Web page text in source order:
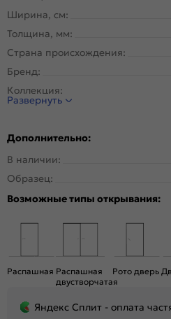
Ширина, см:
Толщина, мм:
Страна происхождения:
Бренд:
Коллекция:
Стиль:
Система открывания:
Конструкция двери:
Цвет:
Общий цвет:
Стекло:
Поверхность:
Структурный
Уровень шумоизоляции:
Развернуть
Дополнительно:
В наличии:
Образец:
Возможные типы открывания:
Распашная Распашная
двустворчатая
Рото дверь
Яндекс Сплит - оплата